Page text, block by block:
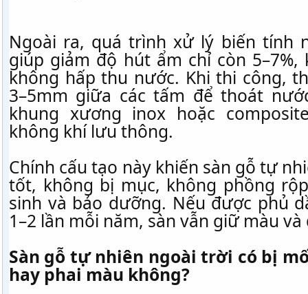
Ngoài ra, quá trình xử lý biến tính
giúp giảm độ hút ẩm chỉ còn
không hấp thu nước. Khi thi công,
3–5mm giữa các tấm để thoát
khung xương inox hoặc
không khí lưu thông.
Chính cấu tạo này khiến sàn gỗ tự
tốt, không bị mục, không phồng
sinh và bảo dưỡng. Nếu được phủ
1–2 lần mỗi năm, sàn vẫn giữ màu
Sàn gỗ tự nhiên ngoài trời có bị
hay phai màu không?